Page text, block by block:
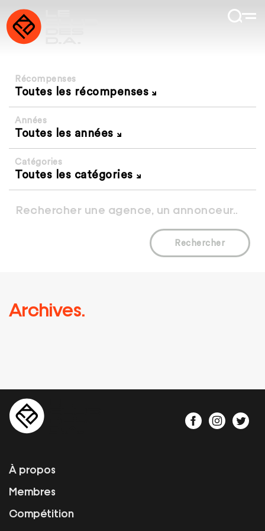
Récompenses
Toutes les récompenses
Années
Toutes les années
Catégories
Toutes les catégories
Rechercher
Archives.
À propos
Membres
Compétition